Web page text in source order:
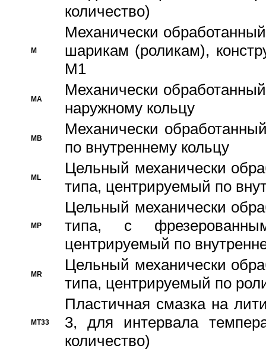
количество)
M
Механически
шарикам (роликам),
M1
MA
Механически
наружному кольцу
MB
Механически
по внутреннему кольцу
ML
Цельный механически
типа, центрируемый по
MP
Цельный механически
типа, с
центрируемый по
MR
Цельный механически
типа, центрируемый по
MT33
Пластичная смазка на
3, для интервала
количество)